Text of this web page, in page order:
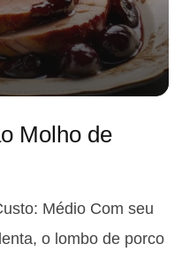
Molho de
Médio Com seu
o lombo de porco